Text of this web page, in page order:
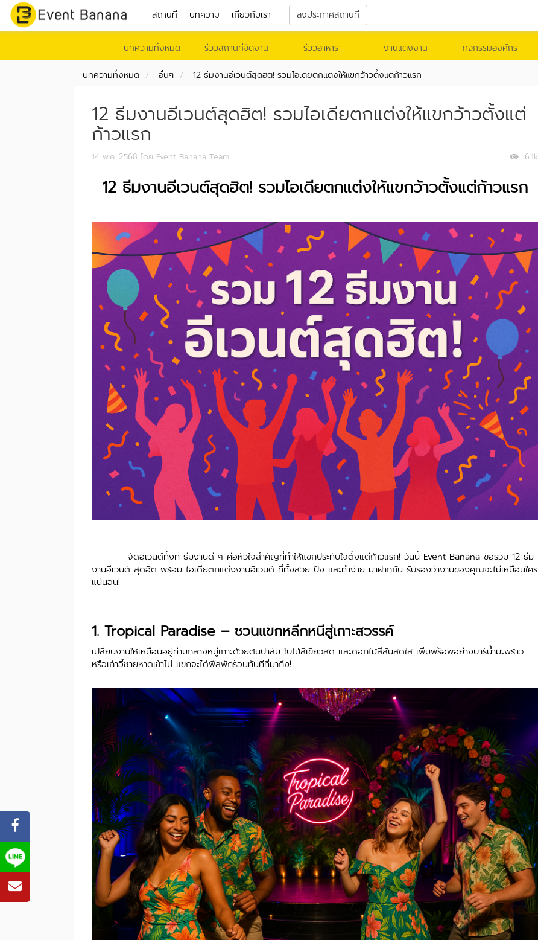
สถานที่ บทความ เกี่ยวกับเรา ลงประกาศสถานที่
บทความทั้งหมด รีวิวสถานที่จัดงาน รีวิวอาหาร งานแต่งงาน กิจกรรมองค์กร
บทความทั้งหมด อื่นๆ 12 ธีมงานอีเวนต์สุดฮิต! รวมไอเดียตกแต่งให้แขกว้าวตั้งแต่ก้าวแรก
12 ธีมงานอีเวนต์สุดฮิต! รวมไอเดียตกแต่งให้แขกว้าวตั้งแต่
ก้าวแรก
6.1k
14 พ.ค. 2568 โดย Event Banana Team
12 ธีมงานอีเวนต์สุดฮิต! รวมไอเดียตกแต่งให้แขกว้าวตั้งแต่ก้าวแรก
จัดอีเวนต์ทั้งที ธีมงานดี ๆ คือหัวใจสำคัญที่ทำให้แขกประทับใจตั้งแต่ก้าวแรก! วันนี้ Event Banana ขอรวม 12 ธีม
งานอีเวนต์ สุดฮิต พร้อม ไอเดียตกแต่งงานอีเวนต์ ที่ทั้งสวย ปัง และทำง่าย มาฝากกัน รับรองว่างานของคุณจะไม่เหมือนใคร
แน่นอน!
1. Tropical Paradise – ชวนแขกหลีกหนีสู่เกาะสวรรค์
เปลี่ยนงานให้เหมือนอยู่ท่ามกลางหมู่เกาะด้วยต้นปาล์ม ใบไม้สีเขียวสด และดอกไม้สีสันสดใส เพิ่มพร็อพอย่างบาร์น้ำมะพร้าว
หรือเก้าอี้ชายหาดเข้าไป แขกจะได้ฟีลพักร้อนทันทีที่มาถึง!